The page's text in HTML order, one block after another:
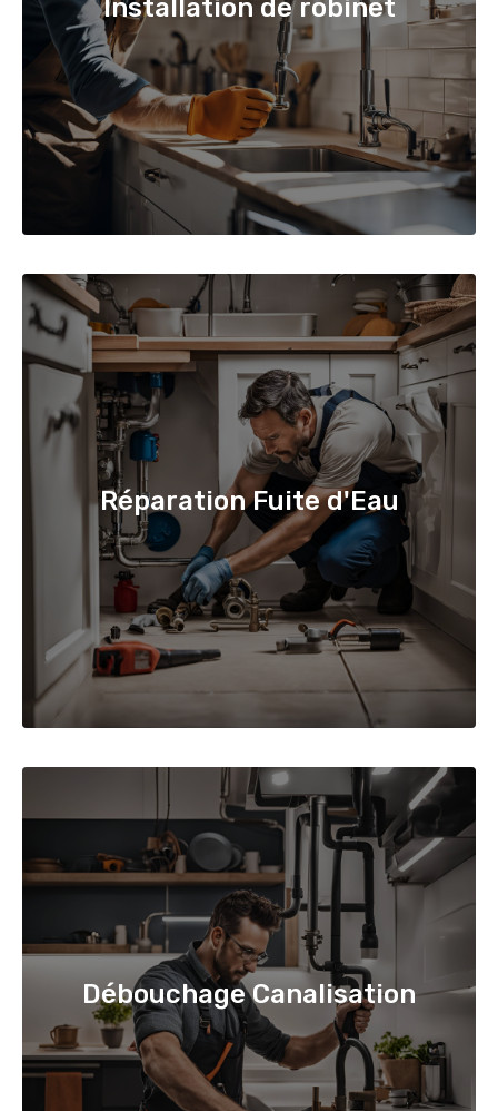
Installation de robinet
Réparation Fuite d'Eau
Débouchage Canalisation